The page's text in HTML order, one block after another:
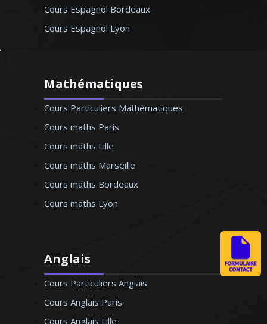
Cours Espagnol Bordeaux
Cours Espagnol Lyon
Mathématiques
Cours Particuliers Mathématiques
Cours maths Paris
Cours maths Lille
Cours maths Marseille
Cours maths Bordeaux
Cours maths Lyon
Anglais
Cours Particuliers Anglais
Cours Anglais Paris
Cours Anglais Lille